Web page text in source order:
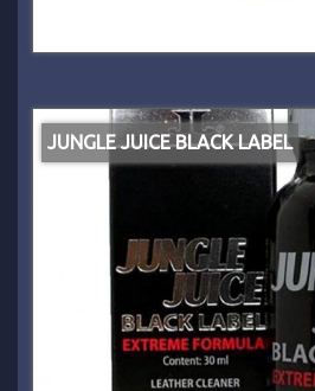
JUNGLE JUICE BLACK LABEL